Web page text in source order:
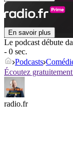
En savoir plus
Le podcast débute
- 0 sec.
Podcasts
Écoutez
radio.fr